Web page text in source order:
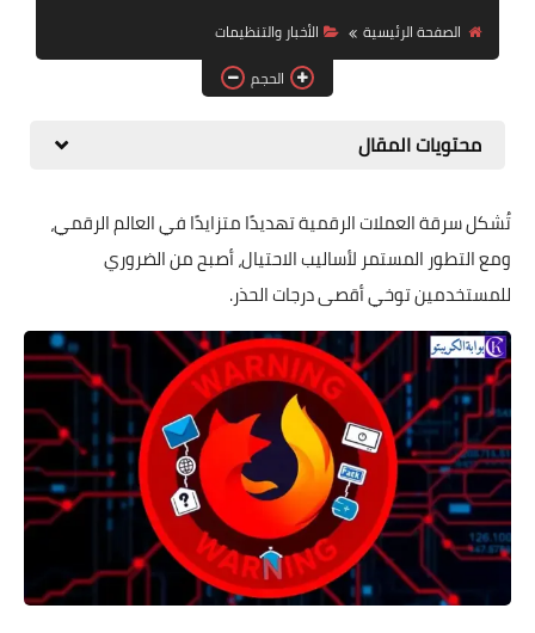
التداول والاستثمار
الميتافيرس وNFT
الصفحة الرئيسية
الأخبار والتنظيمات
الحجم
محتويات المقال
تُشكل سرقة العملات الرقمية تهديدًا متزايدًا في العالم الرقمي،
ومع التطور المستمر لأساليب الاحتيال، أصبح من الضروري
للمستخدمين توخي أقصى درجات الحذر.